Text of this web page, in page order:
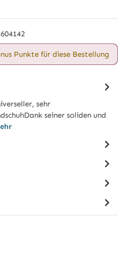
Punkte für diese Bestellung
sehr
seiner soliden und